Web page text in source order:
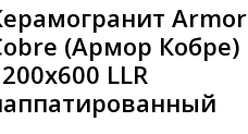
Armor
(Армор Кобре)
LLR